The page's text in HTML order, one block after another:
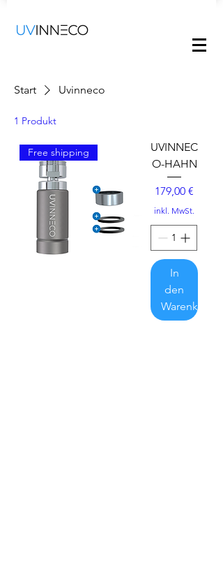
Start Uvinneco
1 Produkt
Free shipping
UVINNEC
O-HAHN
Preis
179,00 €
inkl. MwSt.
In
den
Warenkorb